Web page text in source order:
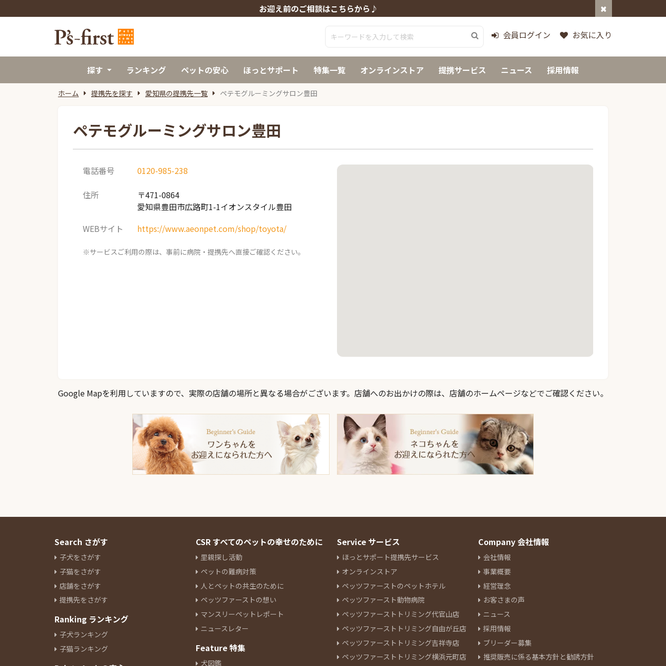
お迎え前のご相談はこちらから♪
会員ログイン お気に入り
探す ランキング ペットの安心 ほっとサポート 特集一覧 オンラインストア 提携サービス ニュース 採用情報
ホーム 提携先を探す 愛知県の提携先一覧 ペテモグルーミングサロン豊田
ペテモグルーミングサロン豊田
電話番号 0120-985-238
住所
〒471-0864
愛知県豊田市広路町1-1イオンスタイル豊田
WEBサイト
https://www.aeonpet.com/shop/toyota/
※サービスご利用の際は、事前に病院・提携先へ直接ご確認ください。
Google Mapを利用していますので、実際の店舗の場所と異なる場合がございます。店舗へのお出かけの際は、店舗のホームページなどでご確認ください。
Search さがす
子犬をさがす
子猫をさがす
店舗をさがす
提携先をさがす
Ranking ランキング
子犬ランキング
子猫ランキング
CSR すべてのペットの幸せのために
里親探し活動
ペットの難病対策
人とペットの共生のために
ペッツファーストの想い
マンスリーペットレポート
ニュースレター
Feature 特集
犬図鑑
Service サービス
ほっとサポート提携先サービス
オンラインストア
ペッツファーストのペットホテル
ペッツファースト動物病院
ペッツファーストトリミング代官山店
ペッツファーストトリミング自由が丘店
ペッツファーストトリミング吉祥寺店
ペッツファーストトリミング横浜元町店
Company 会社情報
会社情報
事業概要
経営理念
お客さまの声
ニュース
採用情報
ブリーダー募集
推奨販売に係る基本方針と勧誘方針